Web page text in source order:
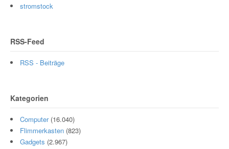
stromstock
RSS-Feed
RSS - Beiträge
Kategorien
Computer(16.040)
Flimmerkasten (823)
Gadgets (2.967)